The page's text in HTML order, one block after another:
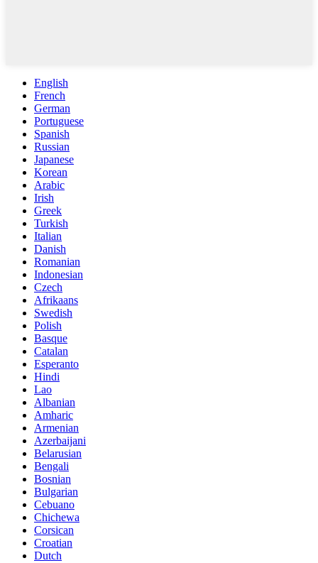
English
French
German
Portuguese
Spanish
Russian
Japanese
Korean
Arabic
Irish
Greek
Turkish
Italian
Danish
Romanian
Indonesian
Czech
Afrikaans
Swedish
Polish
Basque
Catalan
Esperanto
Hindi
Lao
Albanian
Amharic
Armenian
Azerbaijani
Belarusian
Bengali
Bosnian
Bulgarian
Cebuano
Chichewa
Corsican
Croatian
Dutch